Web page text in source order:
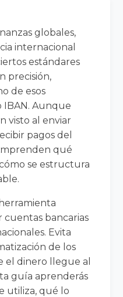
globales,
internacional
estándares
precisión,
de esos
IBAN. Aunque
visto al enviar
pagos del
qué
se estructura
cuentas bancarias
Evita
de los
el dinero llegue al
guía aprenderás
utiliza, qué lo